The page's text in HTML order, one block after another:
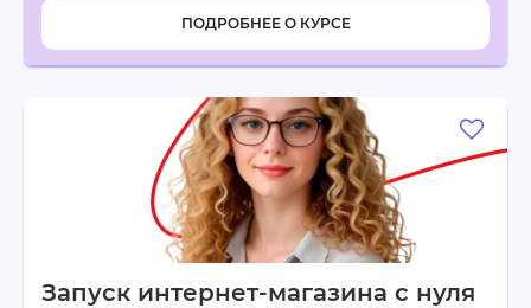
ПОДРОБНЕЕ О КУРСЕ
Запуск интернет-магазина с нуля